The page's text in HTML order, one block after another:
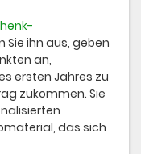
Sie ihn aus, geben
an,
ersten Jahres zu
zukommen. Sie
das sich